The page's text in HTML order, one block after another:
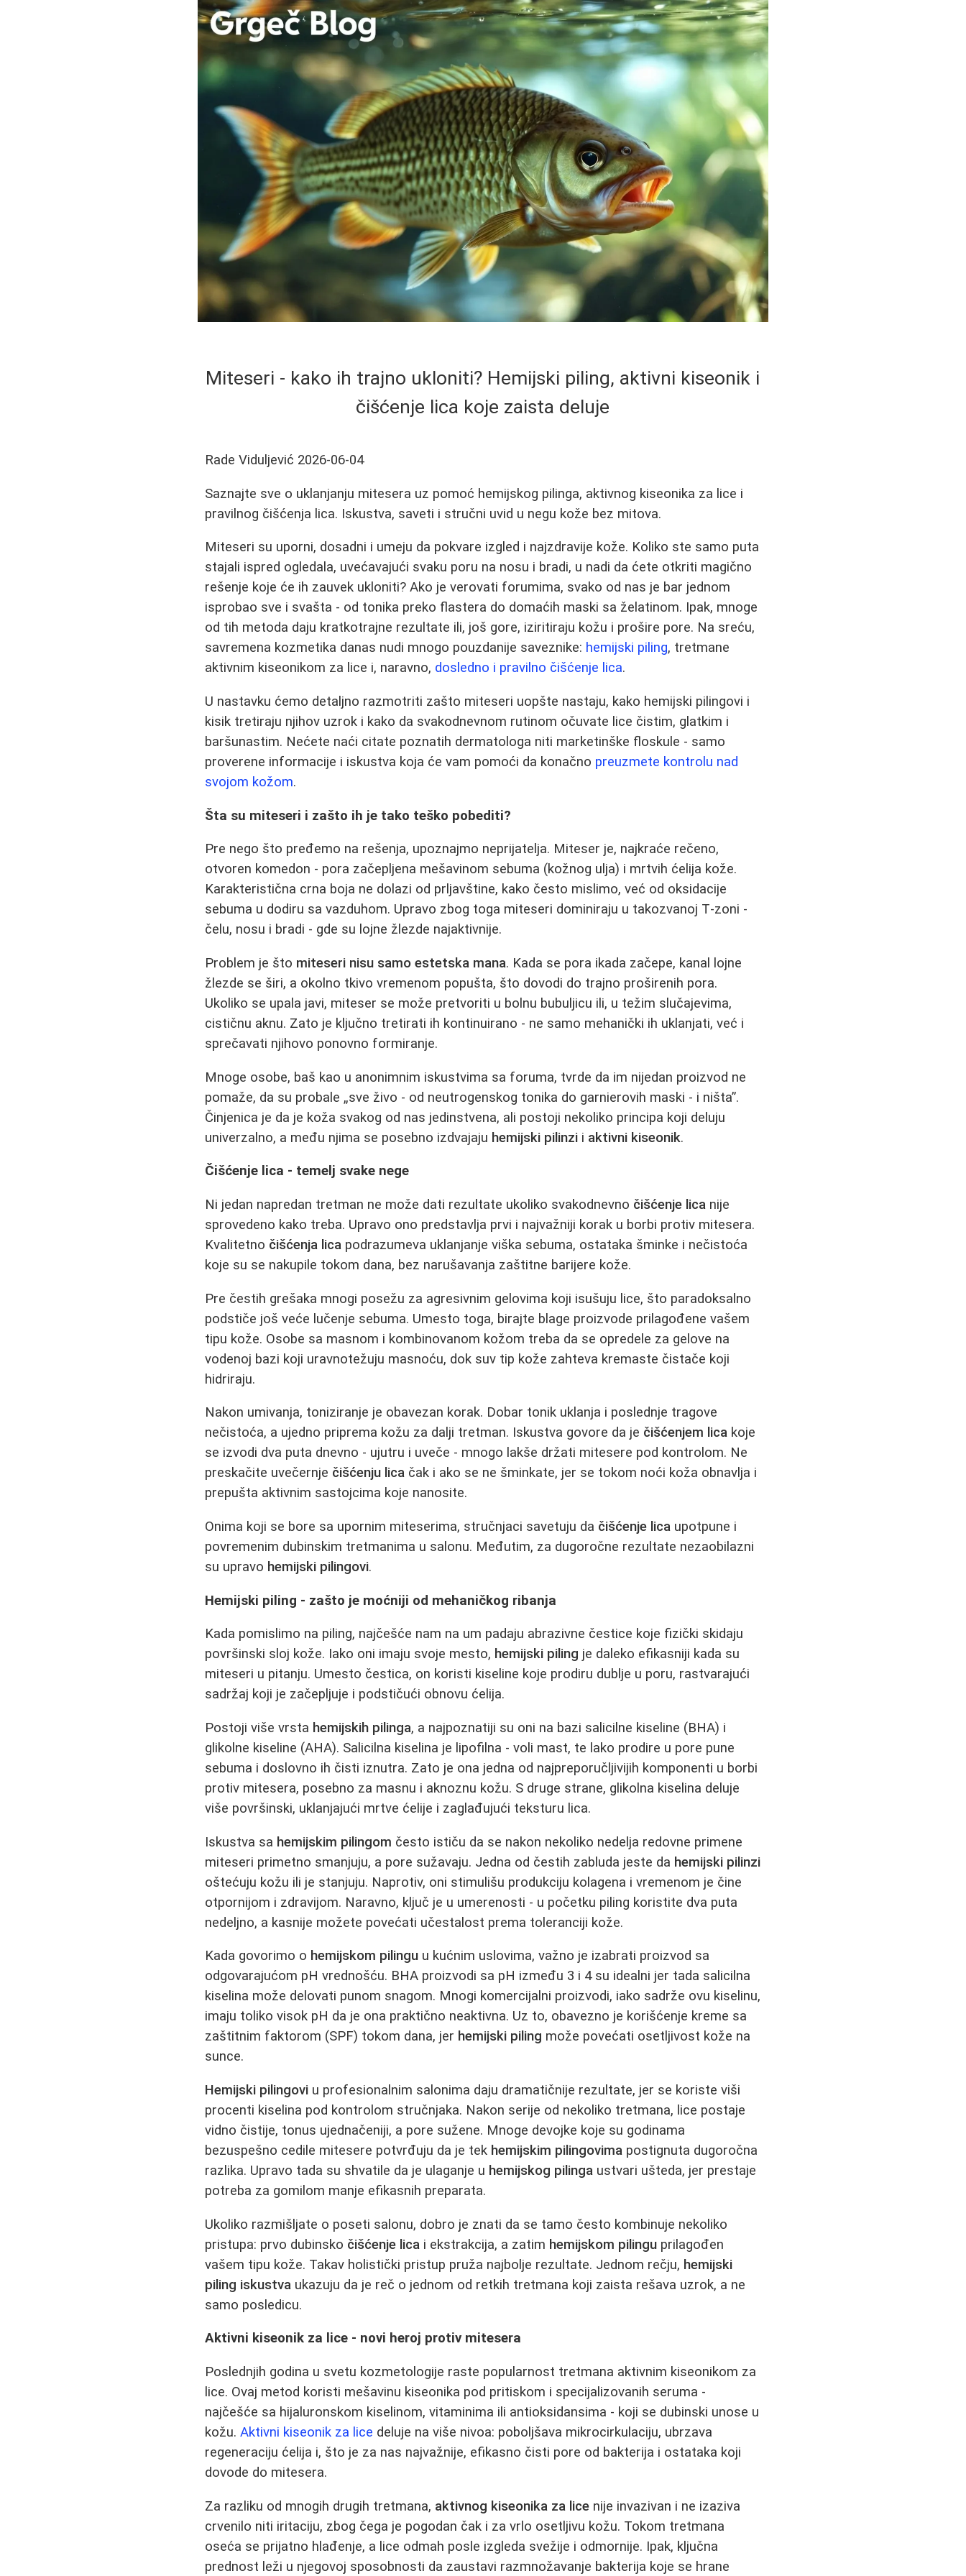
Miteseri - kako ih trajno ukloniti? Hemijski piling, aktivni kiseonik i
čišćenje lica koje zaista deluje
Rade Viduljević 2026-06-04
Saznajte sve o uklanjanju mitesera uz pomoć hemijskog pilinga, aktivnog kiseonika za lice i
pravilnog čišćenja lica. Iskustva, saveti i stručni uvid u negu kože bez mitova.
Miteseri su uporni, dosadni i umeju da pokvare izgled i najzdravije kože. Koliko ste samo puta
stajali ispred ogledala, uvećavajući svaku poru na nosu i bradi, u nadi da ćete otkriti magično
rešenje koje će ih zauvek ukloniti? Ako je verovati forumima, svako od nas je bar jednom
isprobao sve i svašta - od tonika preko flastera do domaćih maski sa želatinom. Ipak, mnoge
od tih metoda daju kratkotrajne rezultate ili, još gore, iziritiraju kožu i prošire pore. Na sreću,
savremena kozmetika danas nudi mnogo pouzdanije saveznike: hemijski piling, tretmane
aktivnim kiseonikom za lice i, naravno, dosledno i pravilno čišćenje lica.
U nastavku ćemo detaljno razmotriti zašto miteseri uopšte nastaju, kako hemijski pilingovi i
kisik tretiraju njihov uzrok i kako da svakodnevnom rutinom očuvate lice čistim, glatkim i
baršunastim. Nećete naći citate poznatih dermatologa niti marketinške floskule - samo
proverene informacije i iskustva koja će vam pomoći da konačno preuzmete kontrolu nad
svojom kožom.
Šta su miteseri i zašto ih je tako teško pobediti?
Pre nego što pređemo na rešenja, upoznajmo neprijatelja. Miteser je, najkraće rečeno,
otvoren komedon - pora začepljena mešavinom sebuma (kožnog ulja) i mrtvih ćelija kože.
Karakteristična crna boja ne dolazi od prljavštine, kako često mislimo, već od oksidacije
sebuma u dodiru sa vazduhom. Upravo zbog toga miteseri dominiraju u takozvanoj T‑zoni -
čelu, nosu i bradi - gde su lojne žlezde najaktivnije.
Problem je što miteseri nisu samo estetska mana. Kada se pora ikada začepe, kanal lojne
žlezde se širi, a okolno tkivo vremenom popušta, što dovodi do trajno proširenih pora.
Ukoliko se upala javi, miteser se može pretvoriti u bolnu bubuljicu ili, u težim slučajevima,
cističnu aknu. Zato je ključno tretirati ih kontinuirano - ne samo mehanički ih uklanjati, već i
sprečavati njihovo ponovno formiranje.
Mnoge osobe, baš kao u anonimnim iskustvima sa foruma, tvrde da im nijedan proizvod ne
pomaže, da su probale „sve živo - od neutrogenskog tonika do garnierovih maski - i ništa”.
Činjenica je da je koža svakog od nas jedinstvena, ali postoji nekoliko principa koji deluju
univerzalno, a među njima se posebno izdvajaju hemijski pilinzi i aktivni kiseonik.
Čišćenje lica - temelj svake nege
Ni jedan napredan tretman ne može dati rezultate ukoliko svakodnevno čišćenje lica nije
sprovedeno kako treba. Upravo ono predstavlja prvi i najvažniji korak u borbi protiv mitesera.
Kvalitetno čišćenja lica podrazumeva uklanjanje viška sebuma, ostataka šminke i nečistoća
koje su se nakupile tokom dana, bez narušavanja zaštitne barijere kože.
Pre čestih grešaka mnogi posežu za agresivnim gelovima koji isušuju lice, što paradoksalno
podstiče još veće lučenje sebuma. Umesto toga, birajte blage proizvode prilagođene vašem
tipu kože. Osobe sa masnom i kombinovanom kožom treba da se opredele za gelove na
vodenoj bazi koji uravnotežuju masnoću, dok suv tip kože zahteva kremaste čistače koji
hidriraju.
Nakon umivanja, toniziranje je obavezan korak. Dobar tonik uklanja i poslednje tragove
nečistoća, a ujedno priprema kožu za dalji tretman. Iskustva govore da je čišćenjem lica koje
se izvodi dva puta dnevno - ujutru i uveče - mnogo lakše držati mitesere pod kontrolom. Ne
preskačite uvečernje čišćenju lica čak i ako se ne šminkate, jer se tokom noći koža obnavlja i
prepušta aktivnim sastojcima koje nanosite.
Onima koji se bore sa upornim miteserima, stručnjaci savetuju da čišćenje lica upotpune i
povremenim dubinskim tretmanima u salonu. Međutim, za dugoročne rezultate nezaobilazni
su upravo hemijski pilingovi.
Hemijski piling - zašto je moćniji od mehaničkog ribanja
Kada pomislimo na piling, najčešće nam na um padaju abrazivne čestice koje fizički skidaju
površinski sloj kože. Iako oni imaju svoje mesto, hemijski piling je daleko efikasniji kada su
miteseri u pitanju. Umesto čestica, on koristi kiseline koje prodiru dublje u poru, rastvarajući
sadržaj koji je začepljuje i podstičući obnovu ćelija.
Postoji više vrsta hemijskih pilinga, a najpoznatiji su oni na bazi salicilne kiseline (BHA) i
glikolne kiseline (AHA). Salicilna kiselina je lipofilna - voli mast, te lako prodire u pore pune
sebuma i doslovno ih čisti iznutra. Zato je ona jedna od najpreporučljivijih komponenti u borbi
protiv mitesera, posebno za masnu i aknoznu kožu. S druge strane, glikolna kiselina deluje
više površinski, uklanjajući mrtve ćelije i zaglađujući teksturu lica.
Iskustva sa hemijskim pilingom često ističu da se nakon nekoliko nedelja redovne primene
miteseri primetno smanjuju, a pore sužavaju. Jedna od čestih zabluda jeste da hemijski pilinzi
oštećuju kožu ili je stanjuju. Naprotiv, oni stimulišu produkciju kolagena i vremenom je čine
otpornijom i zdravijom. Naravno, ključ je u umerenosti - u početku piling koristite dva puta
nedeljno, a kasnije možete povećati učestalost prema toleranciji kože.
Kada govorimo o hemijskom pilingu u kućnim uslovima, važno je izabrati proizvod sa
odgovarajućom pH vrednošću. BHA proizvodi sa pH između 3 i 4 su idealni jer tada salicilna
kiselina može delovati punom snagom. Mnogi komercijalni proizvodi, iako sadrže ovu kiselinu,
imaju toliko visok pH da je ona praktično neaktivna. Uz to, obavezno je korišćenje kreme sa
zaštitnim faktorom (SPF) tokom dana, jer hemijski piling može povećati osetljivost kože na
sunce.
Hemijski pilingovi u profesionalnim salonima daju dramatičnije rezultate, jer se koriste viši
procenti kiselina pod kontrolom stručnjaka. Nakon serije od nekoliko tretmana, lice postaje
vidno čistije, tonus ujednačeniji, a pore sužene. Mnoge devojke koje su godinama
bezuspešno cedile mitesere potvrđuju da je tek hemijskim pilingovima postignuta dugoročna
razlika. Upravo tada su shvatile da je ulaganje u hemijskog pilinga ustvari ušteda, jer prestaje
potreba za gomilom manje efikasnih preparata.
Ukoliko razmišljate o poseti salonu, dobro je znati da se tamo često kombinuje nekoliko
pristupa: prvo dubinsko čišćenje lica i ekstrakcija, a zatim hemijskom pilingu prilagođen
vašem tipu kože. Takav holistički pristup pruža najbolje rezultate. Jednom rečju, hemijski
piling iskustva ukazuju da je reč o jednom od retkih tretmana koji zaista rešava uzrok, a ne
samo posledicu.
Aktivni kiseonik za lice - novi heroj protiv mitesera
Poslednjih godina u svetu kozmetologije raste popularnost tretmana aktivnim kiseonikom za
lice. Ovaj metod koristi mešavinu kiseonika pod pritiskom i specijalizovanih seruma -
najčešće sa hijaluronskom kiselinom, vitaminima ili antioksidansima - koji se dubinski unose u
kožu.Aktivni kiseonik za lice deluje na više nivoa: poboljšava mikrocirkulaciju, ubrzava
regeneraciju ćelija i, što je za nas najvažnije, efikasno čisti pore od bakterija i ostataka koji
dovode do mitesera.
Za razliku od mnogih drugih tretmana, aktivnog kiseonika za lice nije invazivan i ne izaziva
crvenilo niti iritaciju, zbog čega je pogodan čak i za vrlo osetljivu kožu. Tokom tretmana
oseća se prijatno hlađenje, a lice odmah posle izgleda svežije i odmornije. Ipak, ključna
prednost leži u njegovoj sposobnosti da zaustavi razmnožavanje bakterija koje se hrane